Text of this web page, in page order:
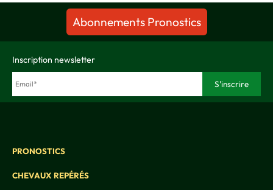
Abonnements Pronostics
Inscription newsletter
PRONOSTICS
CHEVAUX REPÉRÉS